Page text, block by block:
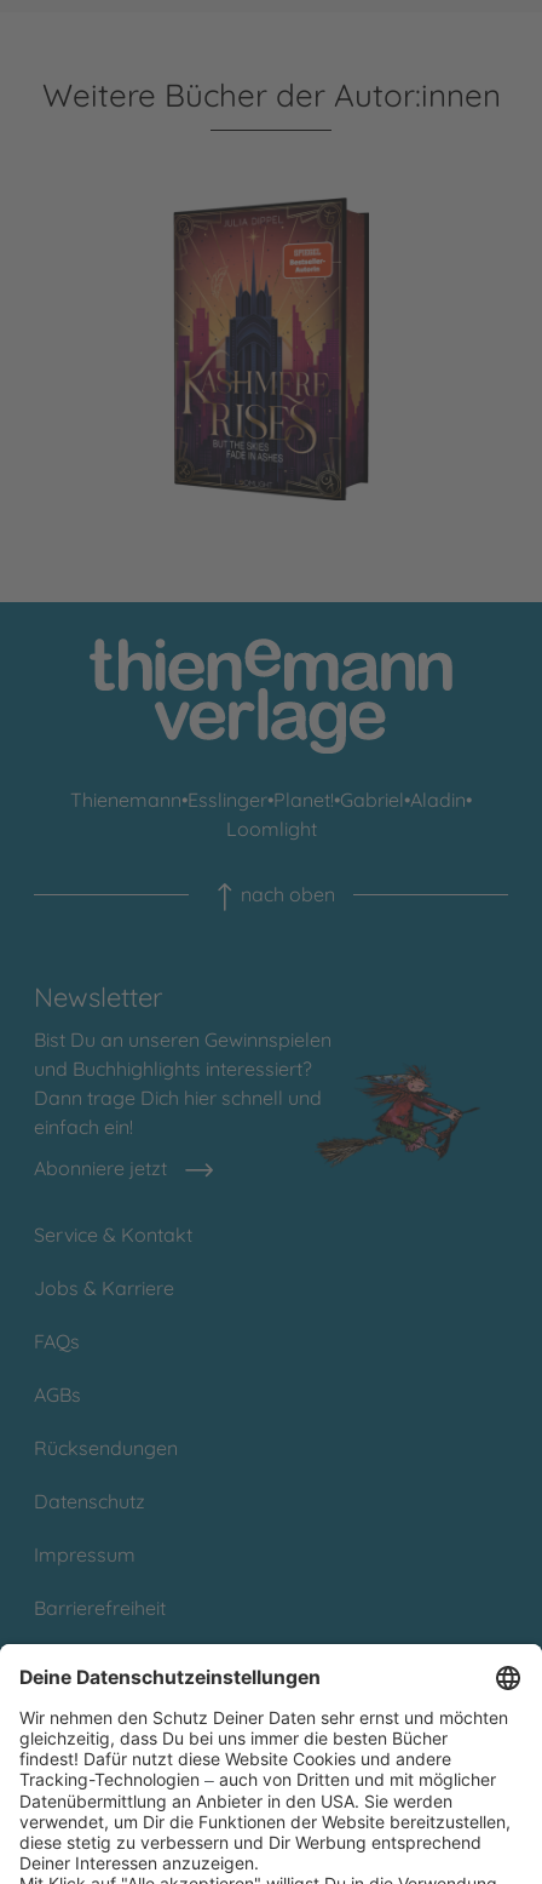
Weitere Bücher der Autor:innen
Velvet-Dilogie 2: Kashmere Rises, but the Skies fade in
Thienemann•Esslinger•Planet!•Gabriel•Aladin•
Loomlight
nach oben
Newsletter
Bist Du an unseren Gewinnspielen
und Buchhighlights interessiert?
Dann trage Dich hier schnell und
einfach ein!
Abonniere jetzt
Service & Kontakt
Jobs & Karriere
FAQs
AGBs
Rücksendungen
Datenschutz
Impressum
Barrierefreiheit
Partnerprogramm (Affiliate)
Folge uns auf